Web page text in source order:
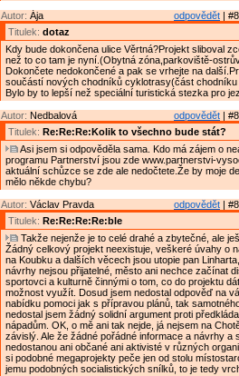
odpovědět |
Autor: Ája
Titulek: dotaz
Kdy bude dokončena ulice Věrtná?Projekt sliboval
než to co tam je nyní.(Obytná zóna,parkoviště-
Dokončete nedokončené a pak se vrhejte na
součástí nových chodníků cyklotrasy(část
Bylo by to lepší než speciální turistická stezka pro
odpovědět |
Autor: Nedbalová
Titulek: Re:Re:Re:Kolik to všechno bude stát?
Asi jsem si odpověděla sama. Kdo má zájem o
programu Partnerství jsou zde www.partnerstvi-
aktuální schůzce se zde ale nedočtete.Že by moje
mělo někde chybu?
odpovědět |
Autor: Václav Pravda
Titulek: Re:Re:Re:Re:ble
Takže nejenže je to celé drahé a zbytečné, ale
Žádný celkový projekt neexistuje, veškeré úvahy o
na Koubku a dalších věcech jsou utopie pan
návrhy nejsou přijatelné, město ani nechce začínat
sportovci a kulturně činnými o tom, co do projektu
možnost využít. Dosud jsem nedostal odpověď na
nabídku pomoci jak s přípravou plánů, tak
nedostal jsem žádný solidní argument proti
nápadům. OK, o mě ani tak nejde, já nejsem na
závislý. Ale že žádné pořádné informace a návrhy a
nedostanou ani občané ani aktivisté v různých
si podobné megaprojekty peče jen od stolu
jemu podobných socialistických snílků, to je tedy